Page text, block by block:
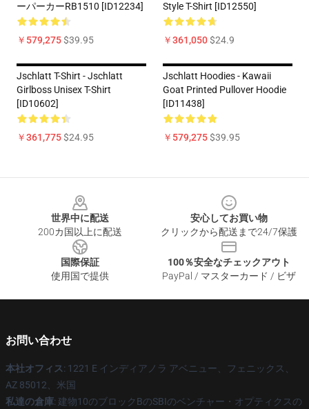
ーパーカーRB1510 [ID12234]
￥579,275$39.95
Style T-Shirt [ID12550]
￥361,050$24.9
Jschlatt T-Shirt - Jschlatt
Girlboss Unisex T-Shirt
[ID10602]
￥361,775$24.95
Jschlatt Hoodies - Kawaii
Goat Printed Pullover Hoodie
[ID11438]
￥579,275$39.95
世界中に配送
200カ国以上に配送
安心してお買い物
クリックから配送まで24/7保護
国際保証
使用国で提供
100％安全なチェックアウト
PayPal / マスターカード / ビザ
お問い合わせ
本社オフィス: 1221 E インディアノラ アベニュー、フェニックス、
AZ 85012、米国
私達の倉庫: 建物10のブロックBのSBIのベンチャー・オプティクスの